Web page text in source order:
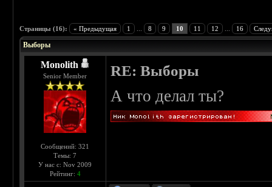
Страницы (16): « Предыдущая 1 8 9 10 11 12 16
Выборы
Monolith
Senior Member
Сообщений: 321
Темы: 7
У нас с: Nov 2009
Рейтинг: 4
RE: Выборы
А что делал ты?